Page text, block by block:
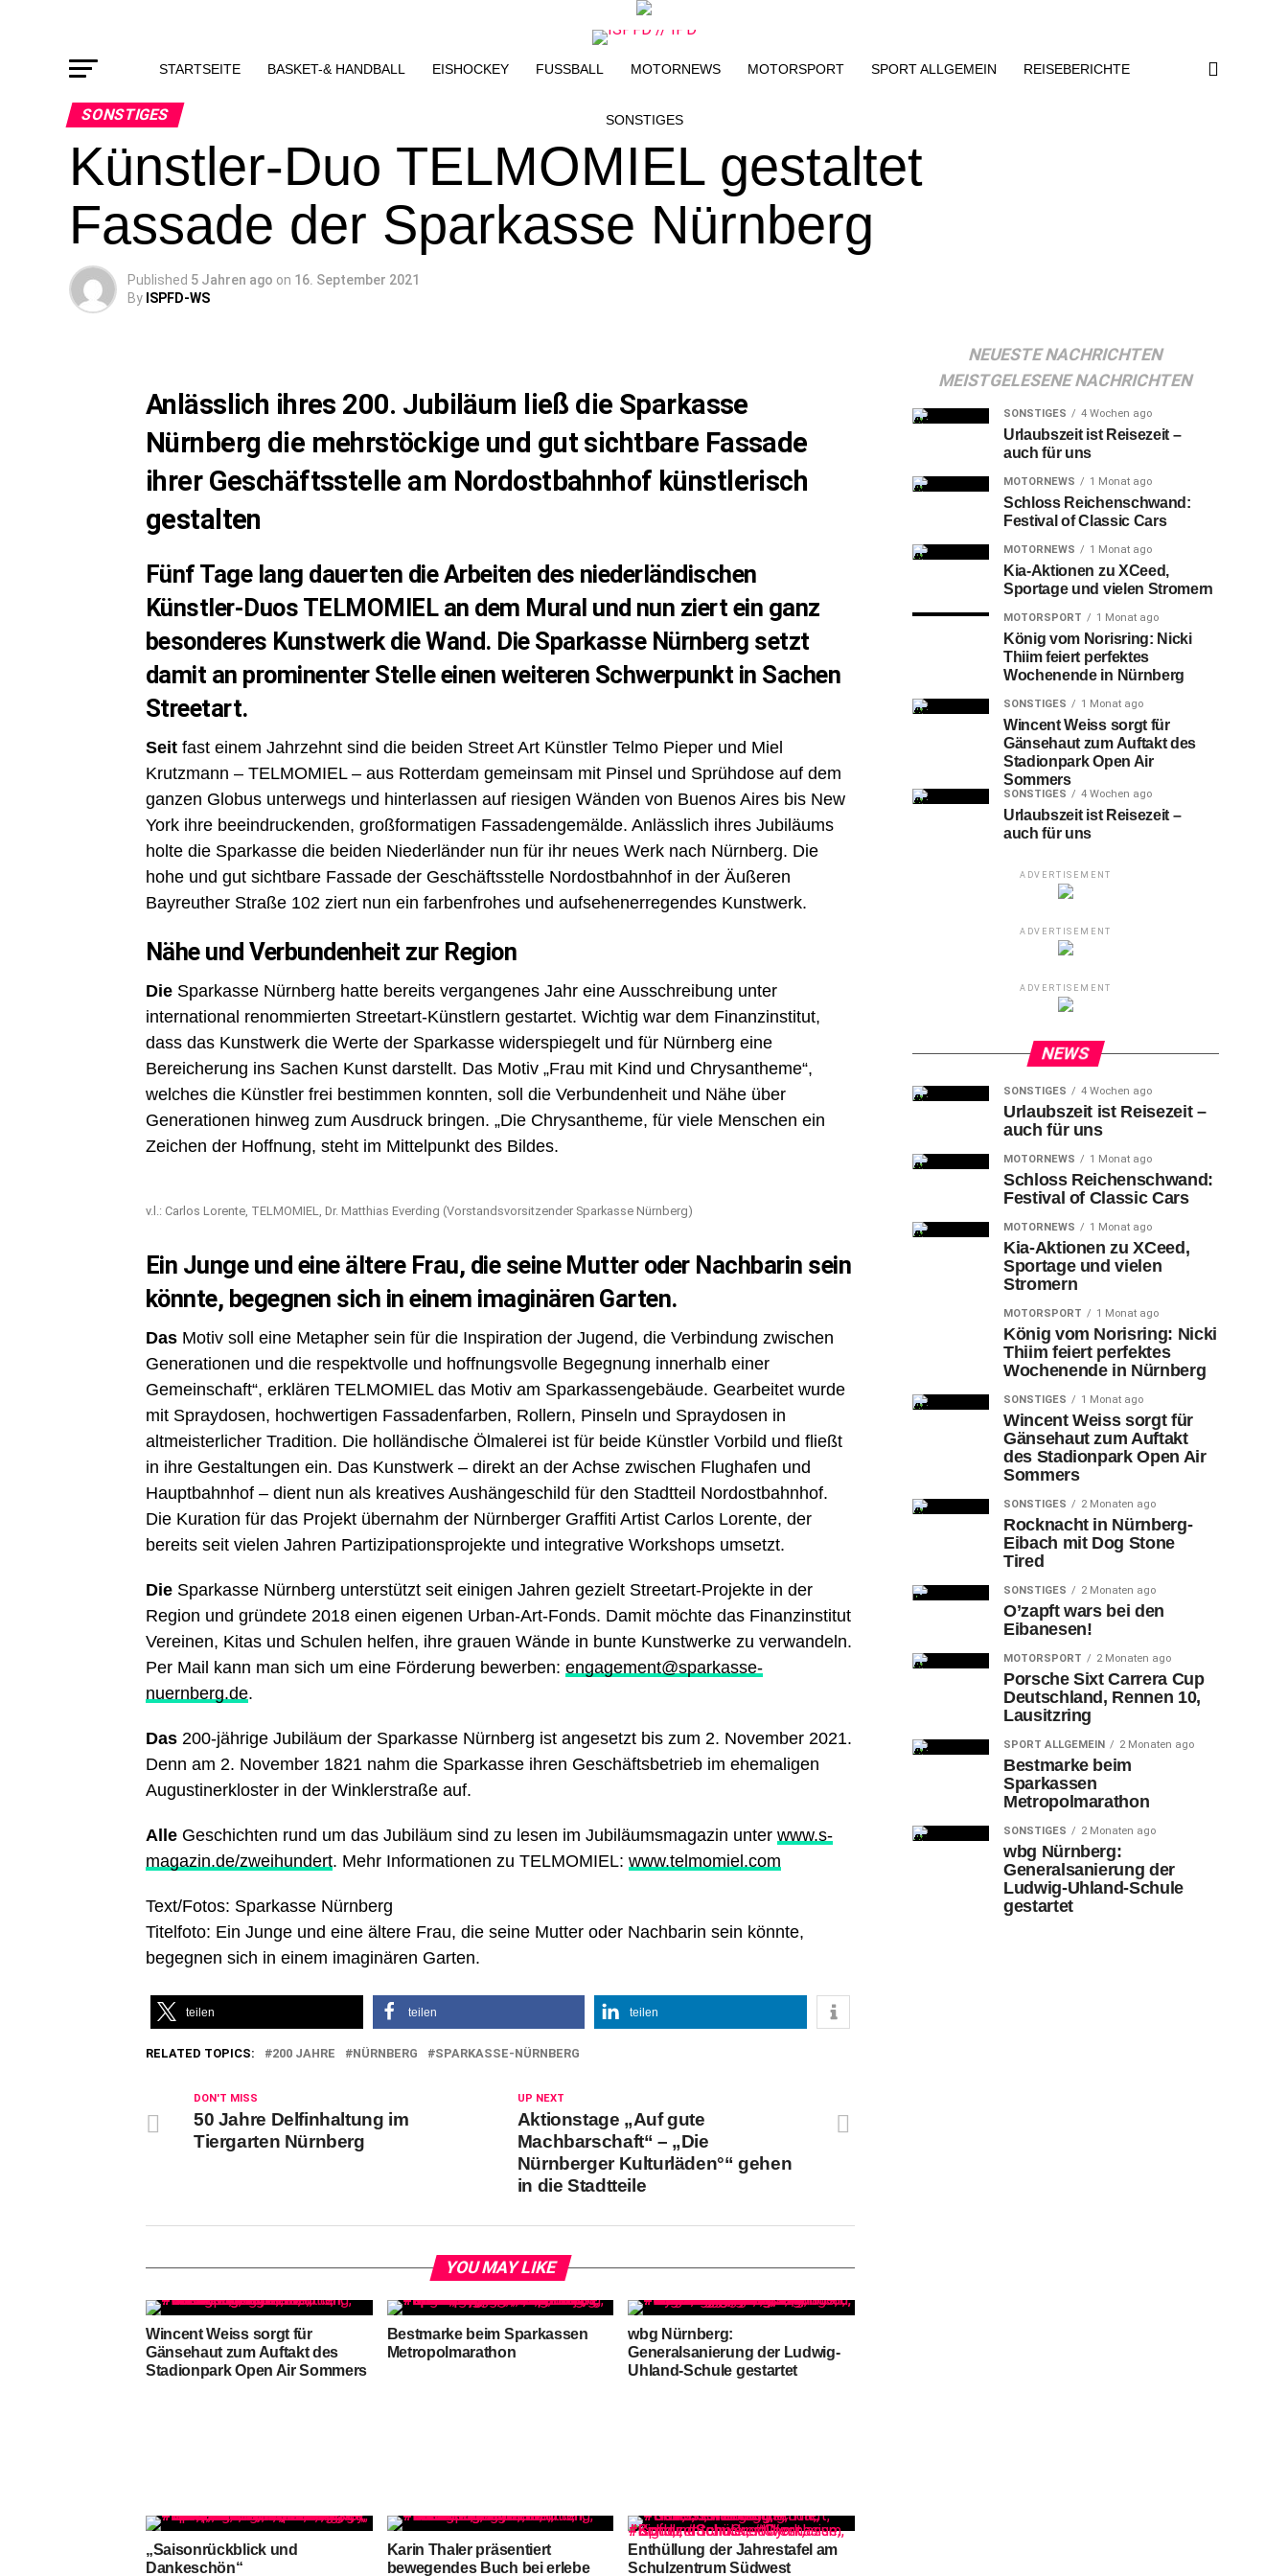
STARTSEITE BASKET-& HANDBALL EISHOCKEY FUSSBALL MOTORNEWS MOTORSPORT SPORT ALLGEMEIN REISEBERICHTE
SONSTIGES
SONSTIGES
Künstler-Duo TELMOMIEL gestaltet
Fassade der Sparkasse Nürnberg
Published 5 Jahren ago on 16. September 2021
By ISPFD-WS
Anlässlich ihres 200. Jubiläum ließ die Sparkasse
Nürnberg die mehrstöckige und gut sichtbare Fassade
ihrer Geschäftsstelle am Nordostbahnhof künstlerisch
gestalten
Fünf Tage lang dauerten die Arbeiten des niederländischen
Künstler-Duos TELMOMIEL an dem Mural und nun ziert ein ganz
besonderes Kunstwerk die Wand. Die Sparkasse Nürnberg setzt
damit an prominenter Stelle einen weiteren Schwerpunkt in Sachen
Streetart.
Seit fast einem Jahrzehnt sind die beiden Street Art Künstler Telmo Pieper und Miel
Krutzmann – TELMOMIEL – aus Rotterdam gemeinsam mit Pinsel und Sprühdose auf dem
ganzen Globus unterwegs und hinterlassen auf riesigen Wänden von Buenos Aires bis New
York ihre beeindruckenden, großformatigen Fassadengemälde. Anlässlich ihres Jubiläums
holte die Sparkasse die beiden Niederländer nun für ihr neues Werk nach Nürnberg. Die
hohe und gut sichtbare Fassade der Geschäftsstelle Nordostbahnhof in der Äußeren
Bayreuther Straße 102 ziert nun ein farbenfrohes und aufsehenerregendes Kunstwerk.
Nähe und Verbundenheit zur Region
Die Sparkasse Nürnberg hatte bereits vergangenes Jahr eine Ausschreibung unter
international renommierten Streetart-Künstlern gestartet. Wichtig war dem Finanzinstitut,
dass das Kunstwerk die Werte der Sparkasse widerspiegelt und für Nürnberg eine
Bereicherung ins Sachen Kunst darstellt. Das Motiv „Frau mit Kind und Chrysantheme“,
welches die Künstler frei bestimmen konnten, soll die Verbundenheit und Nähe über
Generationen hinweg zum Ausdruck bringen. „Die Chrysantheme, für viele Menschen ein
Zeichen der Hoffnung, steht im Mittelpunkt des Bildes.
v.l.: Carlos Lorente, TELMOMIEL, Dr. Matthias Everding (Vorstandsvorsitzender Sparkasse Nürnberg)
Ein Junge und eine ältere Frau, die seine Mutter oder Nachbarin sein
könnte, begegnen sich in einem imaginären Garten.
Das Motiv soll eine Metapher sein für die Inspiration der Jugend, die Verbindung zwischen
Generationen und die respektvolle und hoffnungsvolle Begegnung innerhalb einer
Gemeinschaft“, erklären TELMOMIEL das Motiv am Sparkassengebäude. Gearbeitet wurde
mit Spraydosen, hochwertigen Fassadenfarben, Rollern, Pinseln und Spraydosen in
altmeisterlicher Tradition. Die holländische Ölmalerei ist für beide Künstler Vorbild und fließt
in ihre Gestaltungen ein. Das Kunstwerk – direkt an der Achse zwischen Flughafen und
Hauptbahnhof – dient nun als kreatives Aushängeschild für den Stadtteil Nordostbahnhof.
Die Kuration für das Projekt übernahm der Nürnberger Graffiti Artist Carlos Lorente, der
bereits seit vielen Jahren Partizipationsprojekte und integrative Workshops umsetzt.
Die Sparkasse Nürnberg unterstützt seit einigen Jahren gezielt Streetart-Projekte in der
Region und gründete 2018 einen eigenen Urban-Art-Fonds. Damit möchte das Finanzinstitut
Vereinen, Kitas und Schulen helfen, ihre grauen Wände in bunte Kunstwerke zu verwandeln.
Per Mail kann man sich um eine Förderung bewerben: engagement@sparkasse-
nuernberg.de.
Das 200-jährige Jubiläum der Sparkasse Nürnberg ist angesetzt bis zum 2. November 2021.
Denn am 2. November 1821 nahm die Sparkasse ihren Geschäftsbetrieb im ehemaligen
Augustinerkloster in der Winklerstraße auf.
Alle Geschichten rund um das Jubiläum sind zu lesen im Jubiläumsmagazin unter www.s-
magazin.de/zweihundert. Mehr Informationen zu TELMOMIEL: www.telmomiel.com
Text/Fotos: Sparkasse Nürnberg
Titelfoto: Ein Junge und eine ältere Frau, die seine Mutter oder Nachbarin sein könnte,
begegnen sich in einem imaginären Garten.
teilen teilen teilen
RELATED TOPICS: 200 JAHRE NÜRNBERG SPARKASSE-NÜRNBERG
UP NEXT
Aktionstage „Auf gute
Machbarschaft“ – „Die
Nürnberger Kulturläden°“ gehen
in die Stadtteile
DON'T MISS
50 Jahre Delfinhaltung im
Tiergarten Nürnberg
YOU MAY LIKE
Wincent Weiss sorgt für
Gänsehaut zum Auftakt des
Stadionpark Open Air Sommers
Bestmarke beim Sparkassen
Metropolmarathon
wbg Nürnberg:
Generalsanierung der Ludwig-
Uhland-Schule gestartet
„Saisonrückblick und
Dankeschön“
Karin Thaler präsentiert
bewegendes Buch bei erlebe
Enthüllung der Jahrestafel am
Schulzentrum Südwest
NEUESTE NACHRICHTEN
MEISTGELESENE NACHRICHTEN
SONSTIGES 4 Wochen ago
Urlaubszeit ist Reisezeit –
auch für uns
MOTORNEWS 1 Monat ago
Schloss Reichenschwand:
Festival of Classic Cars
MOTORNEWS 1 Monat ago
Kia-Aktionen zu XCeed,
Sportage und vielen Stromern
MOTORSPORT 1 Monat ago
König vom Norisring: Nicki
Thiim feiert perfektes
Wochenende in Nürnberg
SONSTIGES 1 Monat ago
Wincent Weiss sorgt für
Gänsehaut zum Auftakt des
Stadionpark Open Air
Sommers
SONSTIGES 4 Wochen ago
Urlaubszeit ist Reisezeit –
auch für uns
ADVERTISEMENT
ADVERTISEMENT
ADVERTISEMENT
NEWS
SONSTIGES 4 Wochen ago
Urlaubszeit ist Reisezeit –
auch für uns
MOTORNEWS 1 Monat ago
Schloss Reichenschwand:
Festival of Classic Cars
MOTORNEWS 1 Monat ago
Kia-Aktionen zu XCeed,
Sportage und vielen
Stromern
MOTORSPORT 1 Monat ago
König vom Norisring: Nicki
Thiim feiert perfektes
Wochenende in Nürnberg
SONSTIGES 1 Monat ago
Wincent Weiss sorgt für
Gänsehaut zum Auftakt
des Stadionpark Open Air
Sommers
SONSTIGES 2 Monaten ago
Rocknacht in Nürnberg-
Eibach mit Dog Stone
Tired
SONSTIGES 2 Monaten ago
O’zapft wars bei den
Eibanesen!
MOTORSPORT 2 Monaten ago
Porsche Sixt Carrera Cup
Deutschland, Rennen 10,
Lausitzring
SPORT ALLGEMEIN 2 Monaten ago
Bestmarke beim
Sparkassen
Metropolmarathon
SONSTIGES 2 Monaten ago
wbg Nürnberg:
Generalsanierung der
Ludwig-Uhland-Schule
gestartet